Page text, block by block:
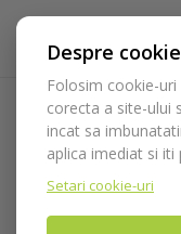
Despre
Folosim cookie-
corecta a site-ului
incat sa
aplica imediat si
Setari cookie-uri
Acasa Echipamente
Piese cu reductie
Nu puteti plasa